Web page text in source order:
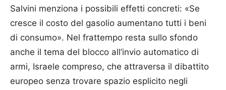
Salvini menziona i possibili effetti concreti: «Se
cresce il costo del gasolio aumentano tutti i beni
di consumo». Nel frattempo resta sullo sfondo
anche il tema del blocco all’invio automatico di
armi, Israele compreso, che attraversa il dibattito
europeo senza trovare spazio esplicito negli